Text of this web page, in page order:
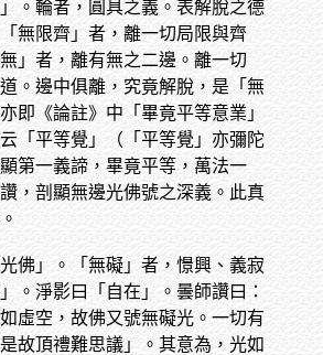
。輪者，圓具之義。表解脫之德
無限齊」者，離一切局限與齊
」者，離有無之二邊。離一切
。邊中俱離，究竟解脫，是「無
即《論註》中「畢竟平等意業」
「平等覺」（「平等覺」亦彌陀
第一義諦，畢竟平等，萬法一
，剖顯無邊光佛號之深義。此真
光佛」。「無礙」者，憬興、義寂
。淨影曰「自在」。曇師讚曰：
如虛空，故佛又號無礙光。一切有
故頂禮難思議」。其意為，光如